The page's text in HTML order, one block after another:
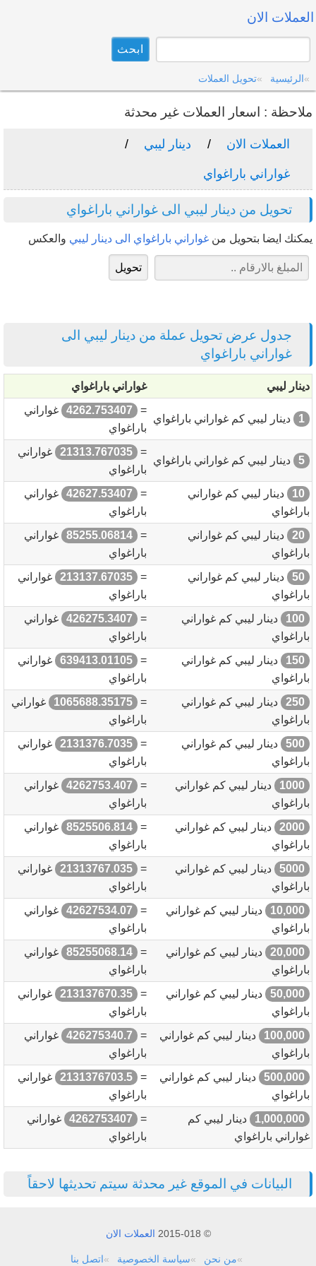
العملات الان
الرئيسية تحويل العملات
ملاحظة : اسعار العملات غير محدثة
العملات الان دينار ليبي
غواراني باراغواي
تحويل من دينار ليبي الى غواراني باراغواي
يمكنك ايضا بتحويل من غواراني باراغواي الى دينار ليبي والعكس
جدول عرض تحويل عملة من دينار ليبي الى
غواراني باراغواي
دينار ليبي غواراني باراغواي
1 دينار ليبي كم غواراني باراغواي
=
4262.753407
غواراني
باراغواي
5 دينار ليبي كم غواراني باراغواي
=
21313.767035
غواراني
باراغواي
10
دينار ليبي كم غواراني
باراغواي
=
42627.53407
غواراني
باراغواي
20
دينار ليبي كم غواراني
باراغواي
=
85255.06814
غواراني
باراغواي
50
دينار ليبي كم غواراني
باراغواي
=
213137.67035
غواراني
باراغواي
100
دينار ليبي كم غواراني
باراغواي
=
426275.3407
غواراني
باراغواي
150
دينار ليبي كم غواراني
باراغواي
=
639413.01105
غواراني
باراغواي
250
دينار ليبي كم غواراني
باراغواي
=
1065688.35175
غواراني
باراغواي
500
دينار ليبي كم غواراني
باراغواي
=
2131376.7035
غواراني
باراغواي
1000
دينار ليبي كم غواراني
باراغواي
=
4262753.407
غواراني
باراغواي
2000
دينار ليبي كم غواراني
باراغواي
=
8525506.814
غواراني
باراغواي
5000
دينار ليبي كم غواراني
باراغواي
=
21313767.035
غواراني
باراغواي
10,000
دينار ليبي كم غواراني
باراغواي
=
42627534.07
غواراني
باراغواي
20,000
دينار ليبي كم غواراني
باراغواي
=
85255068.14
غواراني
باراغواي
50,000
دينار ليبي كم غواراني
باراغواي
=
213137670.35
غواراني
باراغواي
100,000
دينار ليبي كم غواراني
باراغواي
=
426275340.7
غواراني
باراغواي
500,000
دينار ليبي كم غواراني
باراغواي
=
2131376703.5
غواراني
باراغواي
1,000,000
دينار ليبي كم
غواراني باراغواي
=
4262753407
غواراني
باراغواي
البيانات في الموقع غير محدثة سيتم تحديثها لاحقاً
© 2015-018 العملات الان
من نحن سياسة الخصوصية اتصل بنا